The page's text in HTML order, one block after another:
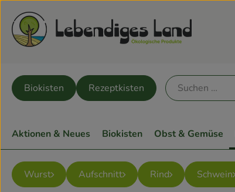
Biokisten Rezeptkisten
Aktionen & Neues Biokisten Obst & Gemüse
Wurst Aufschnitt Rind Schwein